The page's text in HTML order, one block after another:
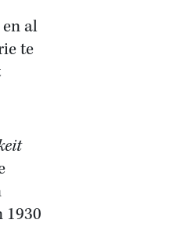
al
te
1930